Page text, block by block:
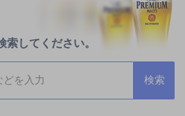
してください。